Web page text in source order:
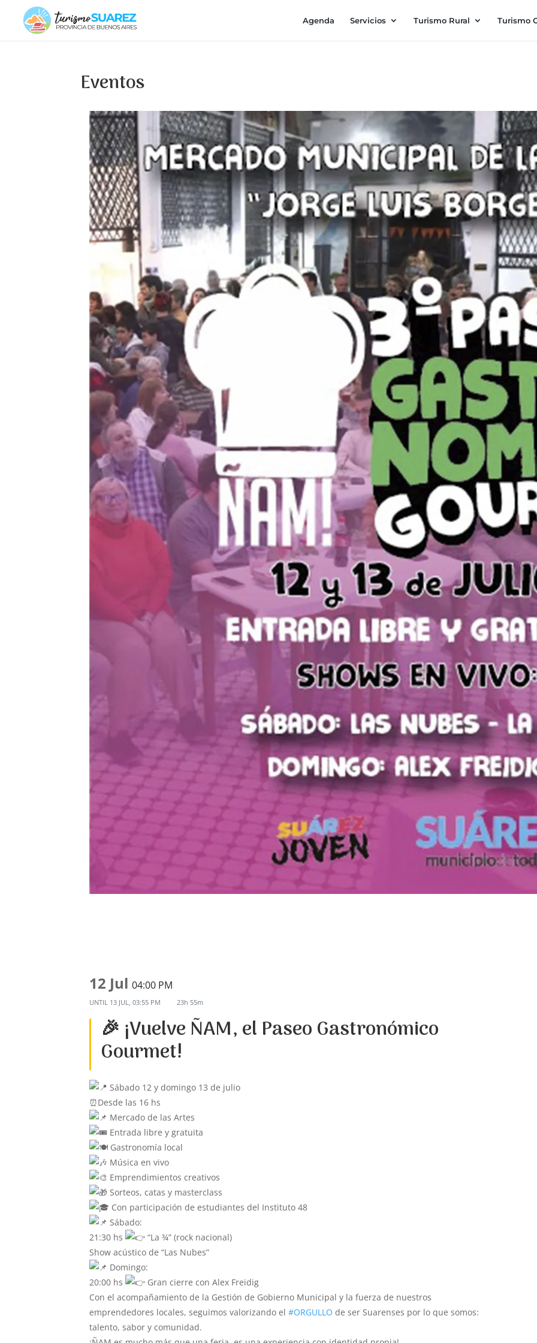
Agenda Servicios Turismo Rural Turismo
Eventos
12 Jul04:00 PM
UNTIL 13 JUL, 03:55 PM 23h 55m
🎉 ¡Vuelve ÑAM, el Paseo Gastronómico
Gourmet!
Sábado 12 y domingo 13 de julio
⏰Desde las 16 hs
Mercado de las Artes
Entrada libre y gratuita
Gastronomía local
Música en vivo
Emprendimientos creativos
Sorteos, catas y masterclass
Con participación de estudiantes del Instituto 48
Sábado:
21:30 hs
“La ¾” (rock nacional)
Show acústico de “Las Nubes”
Domingo:
20:00 hs
Gran cierre con Alex Freidig
Con el acompañamiento de la Gestión de Gobierno Municipal y la fuerza de nuestros
emprendedores locales, seguimos valorizando el#ORGULLO de ser Suarenses por lo que somos:
talento, sabor y comunidad.